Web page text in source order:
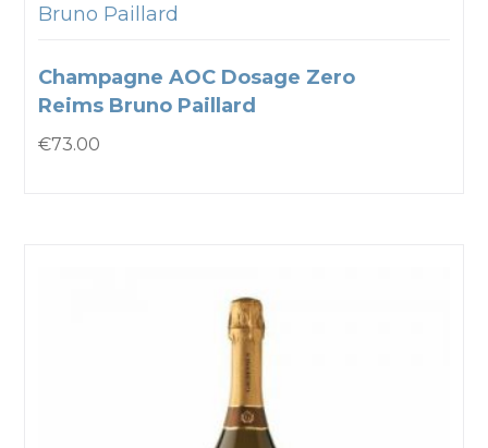
Bruno Paillard
Champagne AOC Dosage Zero
Reims Bruno Paillard
€73.00